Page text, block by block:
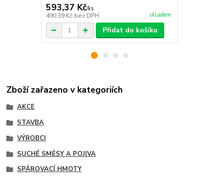
593,37 Kč/ks
490,39 Kč bez DPH skladem
Přidat do košíku
Zboží zařazeno v kategoriích
AKCE
STAVBA
VÝROBCI
SUCHÉ SMĚSY A POJIVA
SPÁROVACÍ HMOTY